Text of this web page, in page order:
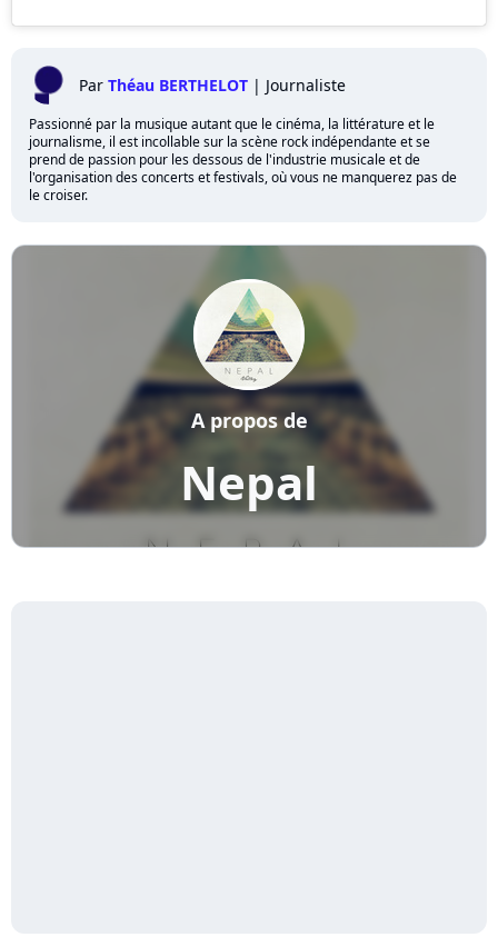
Par Théau BERTHELOT | Journaliste
Passionné par la musique autant que le cinéma, la littérature et le
journalisme, il est incollable sur la scène rock indépendante et se
prend de passion pour les dessous de l'industrie musicale et de
l'organisation des concerts et festivals, où vous ne manquerez pas de
le croiser.
Nepal
A propos de